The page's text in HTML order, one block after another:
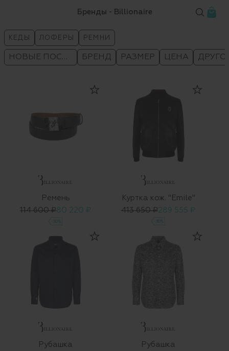
Бренды - Billionaire
КЕДЫ ЛОФЕРЫ РЕМНИ
НОВЫЕ ПОСТУПЛЕНИЯ БРЕНД РАЗМЕР ЦЕНА
Ремень
114 600 ₽80 220 ₽
-30%
Куртка кож. "Emile"
413 650 ₽289 555 ₽
-30%
Рубашка
Рубашка